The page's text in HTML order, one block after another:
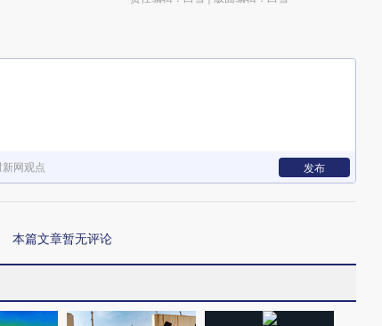
网观点 发布
本篇文章暂无评论